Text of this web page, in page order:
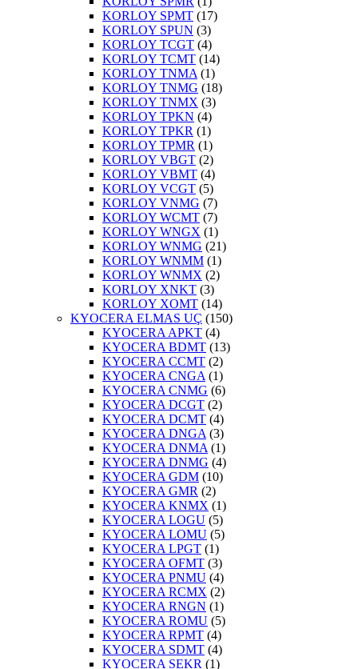
KORLOY SPMT (17)
KORLOY SPUN (3)
KORLOY TCGT (4)
KORLOY TCMT (14)
KORLOY TNMA (1)
KORLOY TNMG (18)
KORLOY TNMX (3)
KORLOY TPKN (4)
KORLOY TPKR (1)
KORLOY TPMR (1)
KORLOY VBGT (2)
KORLOY VBMT (4)
KORLOY VCGT (5)
KORLOY VNMG (7)
KORLOY WCMT (7)
KORLOY WNGX (1)
KORLOY WNMG (21)
KORLOY WNMM (1)
KORLOY WNMX (2)
KORLOY XNKT (3)
KORLOY XOMT (14)
KYOCERA ELMAS UÇ (150)
KYOCERA APKT (4)
KYOCERA BDMT (13)
KYOCERA CCMT (2)
KYOCERA CNGA (1)
KYOCERA CNMG (6)
KYOCERA DCGT (2)
KYOCERA DCMT (4)
KYOCERA DNGA (3)
KYOCERA DNMA (1)
KYOCERA DNMG (4)
KYOCERA GDM (10)
KYOCERA GMR (2)
KYOCERA KNMX (1)
KYOCERA LOGU (5)
KYOCERA LOMU (5)
KYOCERA LPGT (1)
KYOCERA OFMT (3)
KYOCERA PNMU (4)
KYOCERA RCMX (2)
KYOCERA RNGN (1)
KYOCERA ROMU (5)
KYOCERA RPMT (4)
KYOCERA SDMT (4)
KYOCERA SEKR (1)